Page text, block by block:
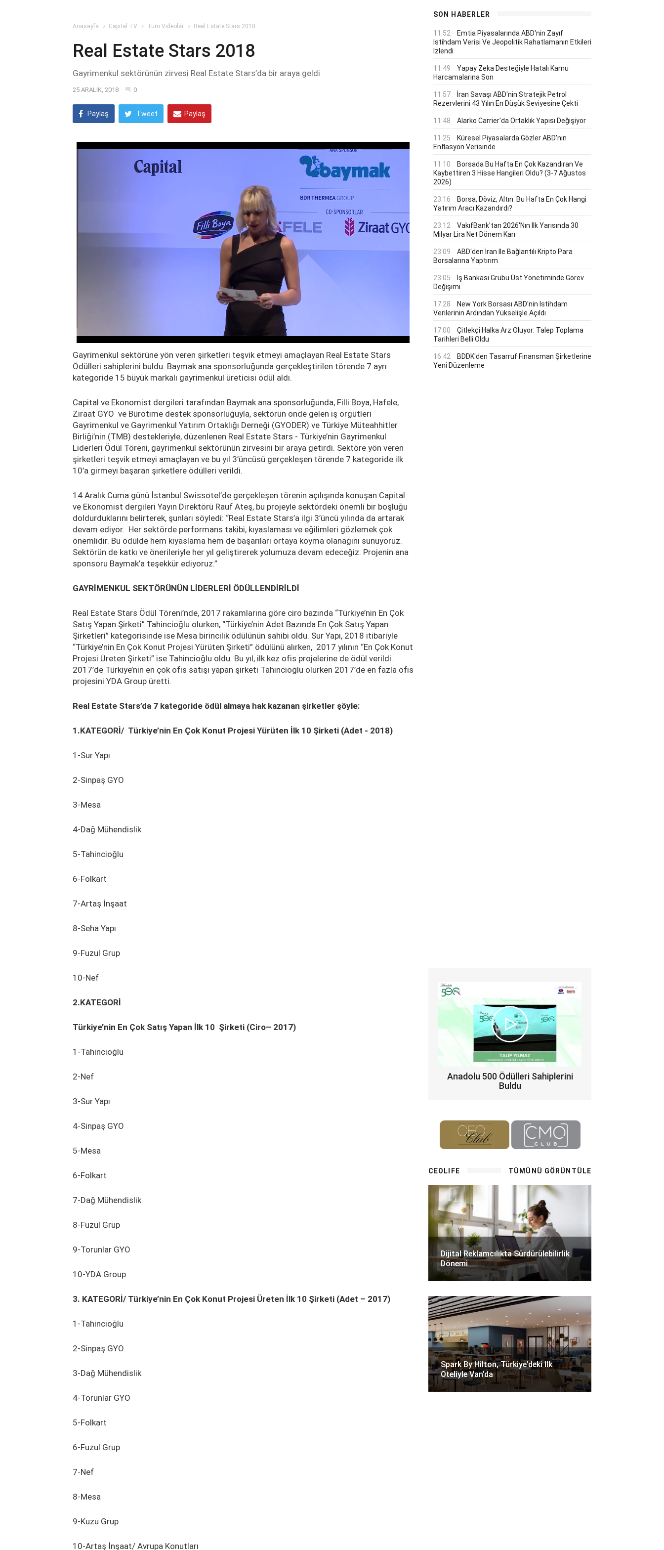
Anasayfa Capital TV Tüm Videolar Real Estate Stars 2018
Real Estate Stars 2018
Gayrimenkul sektörünün zirvesi Real Estate Stars’da bir araya geldi
25 ARALIK, 2018 0
Paylaş Tweet Paylaş
Gayrimenkul sektörüne yön veren şirketleri teşvik etmeyi amaçlayan Real Estate Stars
Ödülleri sahiplerini buldu. Baymak ana sponsorluğunda gerçekleştirilen törende 7 ayrı
kategoride 15 büyük markalı gayrimenkul üreticisi ödül aldı.
Capital ve Ekonomist dergileri tarafından Baymak ana sponsorluğunda, Filli Boya, Hafele,
Ziraat GYO ve Bürotime destek sponsorluğuyla, sektörün önde gelen iş örgütleri
Gayrimenkul ve Gayrimenkul Yatırım Ortaklığı Derneği (GYODER) ve Türkiye Müteahhitler
Birliği’nin (TMB) destekleriyle, düzenlenen Real Estate Stars - Türkiye’nin Gayrimenkul
Liderleri Ödül Töreni, gayrimenkul sektörünün zirvesini bir araya getirdi. Sektöre yön veren
şirketleri teşvik etmeyi amaçlayan ve bu yıl 3’üncüsü gerçekleşen törende 7 kategoride ilk
10’a girmeyi başaran şirketlere ödülleri verildi.
14 Aralık Cuma günü İstanbul Swissotel’de gerçekleşen törenin açılışında konuşan Capital
ve Ekonomist dergileri Yayın Direktörü Rauf Ateş, bu projeyle sektördeki önemli bir boşluğu
doldurduklarını belirterek, şunları söyledi: “Real Estate Stars’a ilgi 3’üncü yılında da artarak
devam ediyor. Her sektörde performans takibi, kıyaslaması ve eğilimleri gözlemek çok
önemlidir. Bu ödülde hem kıyaslama hem de başarıları ortaya koyma olanağını sunuyoruz.
Sektörün de katkı ve önerileriyle her yıl geliştirerek yolumuza devam edeceğiz. Projenin ana
sponsoru Baymak’a teşekkür ediyoruz.”
GAYRİMENKUL SEKTÖRÜNÜN LİDERLERİ ÖDÜLLENDİRİLDİ
Real Estate Stars Ödül Töreni’nde, 2017 rakamlarına göre ciro bazında “Türkiye’nin En Çok
Satış Yapan Şirketi” Tahincioğlu olurken, “Türkiye’nin Adet Bazında En Çok Satış Yapan
Şirketleri” kategorisinde ise Mesa birincilik ödülünün sahibi oldu. Sur Yapı, 2018 itibariyle
“Türkiye’nin En Çok Konut Projesi Yürüten Şirketi” ödülünü alırken, 2017 yılının “En Çok Konut
Projesi Üreten Şirketi” ise Tahincioğlu oldu. Bu yıl, ilk kez ofis projelerine de ödül verildi.
2017’de Türkiye’nin en çok ofis satışı yapan şirketi Tahincioğlu olurken 2017’de en fazla ofis
projesini YDA Group üretti.
Real Estate Stars’da 7 kategoride ödül almaya hak kazanan şirketler şöyle:
1.KATEGORİ/ Türkiye’nin En Çok Konut Projesi Yürüten İlk 10 Şirketi (Adet - 2018)
1-Sur Yapı
2-Sinpaş GYO
3-Mesa
4-Dağ Mühendislik
5-Tahincioğlu
6-Folkart
7-Artaş İnşaat
8-Seha Yapı
9-Fuzul Grup
10-Nef
2.KATEGORİ
Türkiye’nin En Çok Satış Yapan İlk 10 Şirketi (Ciro– 2017)
1-Tahincioğlu
2-Nef
3-Sur Yapı
4-Sinpaş GYO
5-Mesa
6-Folkart
7-Dağ Mühendislik
8-Fuzul Grup
9-Torunlar GYO
10-YDA Group
3. KATEGORİ/ Türkiye’nin En Çok Konut Projesi Üreten İlk 10 Şirketi (Adet – 2017)
1-Tahincioğlu
2-Sinpaş GYO
3-Dağ Mühendislik
4-Torunlar GYO
5-Folkart
6-Fuzul Grup
7-Nef
8-Mesa
9-Kuzu Grup
10-Artaş İnşaat/ Avrupa Konutları
SON HABERLER
11:52
Emtia Piyasalarında ABD'nin Zayıf
Istihdam Verisi Ve Jeopolitik Rahatlamanın Etkileri
Izlendi
11:49
Yapay Zeka Desteğiyle Hatalı Kamu
Harcamalarına Son
11:57
İran Savaşı ABD'nin Stratejik Petrol
Rezervlerini 43 Yılın En Düşük Seviyesine Çekti
11:48 Alarko Carrier'da Ortaklık Yapısı Değişiyor
11:25
Küresel Piyasalarda Gözler ABD'nin
Enflasyon Verisinde
11:10
Borsada Bu Hafta En Çok Kazandıran Ve
Kaybettiren 3 Hisse Hangileri Oldu? (3-7 Ağustos
2026)
23:16
Borsa, Döviz, Altın: Bu Hafta En Çok Hangi
Yatırım Aracı Kazandırdı?
23:12
VakıfBank'tan 2026'nın Ilk Yarısında 30
Milyar Lira Net Dönem Karı
23:09
ABD'den İran Ile Bağlantılı Kripto Para
Borsalarına Yaptırım
23:05
İş Bankası Grubu Üst Yönetiminde Görev
Değişimi
17:28
New York Borsası ABD'nin Istihdam
Verilerinin Ardından Yükselişle Açıldı
17:00
Çitlekçi Halka Arz Oluyor: Talep Toplama
Tarihleri Belli Oldu
16:42
BDDK'den Tasarruf Finansman Şirketlerine
Yeni Düzenleme
Anadolu 500 Ödülleri Sahiplerini
Buldu
CEOLIFE TÜMÜNÜ GÖRÜNTÜLE
Dijital Reklamcılıkta Sürdürülebilirlik
Dönemi
Spark By Hilton, Türkiye’deki Ilk
Oteliyle Van’da